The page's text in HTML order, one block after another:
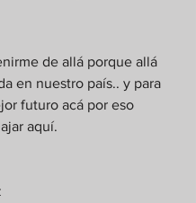
de allá porque allá
en nuestro país.. y para
futuro acá por eso
aquí.